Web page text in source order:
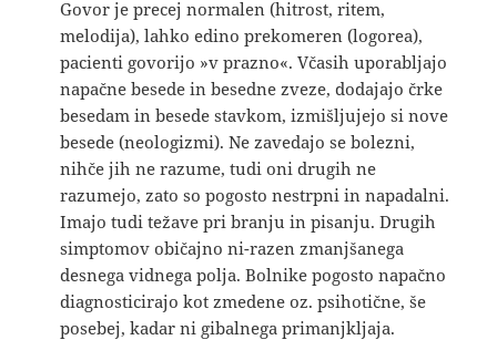
Govor je precej normalen (hitrost, ritem,
melodija), lahko edino prekomeren (logorea),
pacienti govorijo »v prazno«. Včasih uporabljajo
napačne besede in besedne zveze, dodajajo črke
besedam in besede stavkom, izmišljujejo si nove
besede (neologizmi). Ne zavedajo se bolezni,
nihče jih ne razume, tudi oni drugih ne
razumejo, zato so pogosto nestrpni in napadalni.
Imajo tudi težave pri branju in pisanju. Drugih
simptomov običajno ni-razen zmanjšanega
desnega vidnega polja. Bolnike pogosto napačno
diagnosticirajo kot zmedene oz. psihotične, še
posebej, kadar ni gibalnega primanjkljaja.